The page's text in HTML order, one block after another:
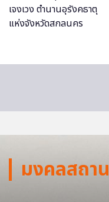
มงคลสถาน